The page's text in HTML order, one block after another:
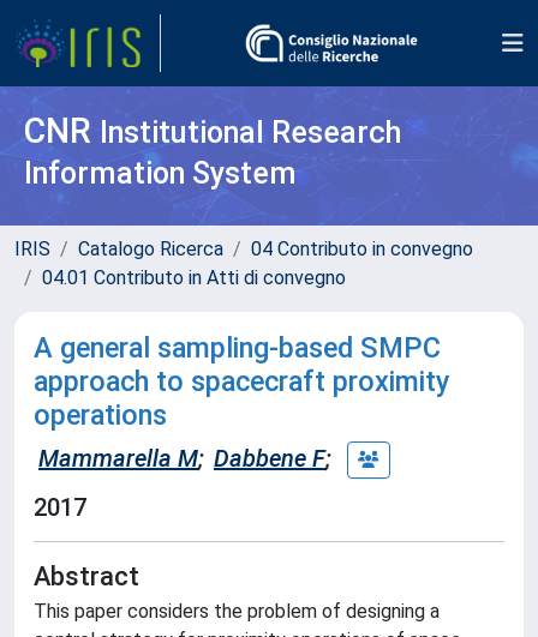
CNR Institutional Research
Information System
IRIS Catalogo Ricerca
04 Contributo in convegno
04.01 Contributo in Atti di convegno
A general sampling-based SMPC
approach to spacecraft proximity
operations
Mammarella M; Dabbene F;
2017
Abstract
This paper considers the problem of designing a